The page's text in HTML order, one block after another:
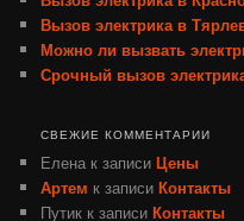
Вызов электрика в
Можно ли вызвать
Срочный вызов
СВЕЖИЕ КОММЕНТАРИИ
Елена к записиЦены
Артем к записиКонтакты
Путик к записиКонтакты